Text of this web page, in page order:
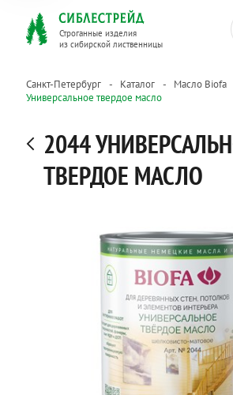
Строганные изделия
из сибирской лиственницы
Санкт-Петербург Каталог Масло Biofa
Универсальное твердое масло
2044
ТВЕРДОЕ МАСЛО